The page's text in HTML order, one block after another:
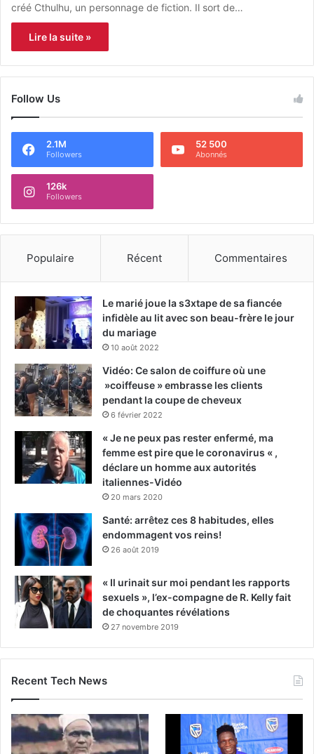
créé Cthulhu, un personnage de fiction. Il sort de…
Lire la suite »
Follow Us
2.1M
Followers
52 500
Abonnés
126k
Followers
Populaire Récent Commentaires
Le marié joue la s3xtape de sa fiancée
infidèle au lit avec son beau-frère le jour
du mariage
10 août 2022
Vidéo: Ce salon de coiffure où une
»coiffeuse » embrasse les clients
pendant la coupe de cheveux
6 février 2022
« Je ne peux pas rester enfermé, ma
femme est pire que le coronavirus « ,
déclare un homme aux autorités
italiennes-Vidéo
20 mars 2020
Santé: arrêtez ces 8 habitudes, elles
endommagent vos reins!
26 août 2019
« Il urinait sur moi pendant les rapports
sexuels », l’ex-compagne de R. Kelly fait
de choquantes révélations
27 novembre 2019
Recent Tech News